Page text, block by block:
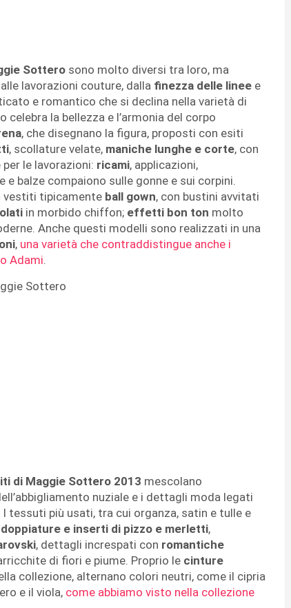
Sottero sono molto diversi tra loro, ma
lavorazioni couture, dalla finezza delle linee e
e romantico che si declina nella varietà di
la bellezza e l’armonia del corpo
, che disegnano la figura, proposti con esiti
, scollature velate, maniche lunghe e corte, con
le lavorazioni: ricami, applicazioni,
e balze compaiono sulle gonne e sui corpini.
vestiti tipicamente ball gown, con bustini avvitati
in morbido chiffon; effetti bon ton molto
Anche questi modelli sono realizzati in una
, una varietà che contraddistingue anche i
Adami.
Sottero
di Maggie Sottero 2013 mescolano
nuziale e i dettagli moda legati
tessuti più usati, tra cui organza, satin e tulle e
doppiature e inserti di pizzo e merletti,
, dettagli increspati con romantiche
di fiori e piume. Proprio le cinture
collezione, alternano colori neutri, come il cipria
e il viola, come abbiamo visto nella collezione